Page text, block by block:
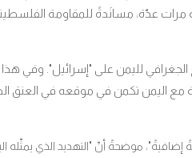
مرات عدّة، مسانَدةً للمقاومة
لليمن على "إسرائيل". وفي هذا
مع اليمن تكمن في موقعه في العنق
إضافيةً"، موضحةً أنّ "التهديد الذي يمثّله